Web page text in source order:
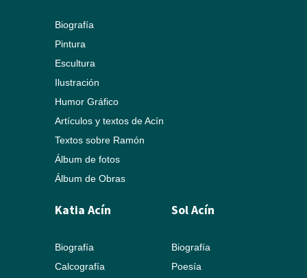
Biografía
Pintura
Escultura
Ilustración
Humor Gráfico
Artículos y textos de Acín
Textos sobre Ramón
Álbum de fotos
Álbum de Obras
Katia Acín
Biografía
Calcografía
Sol Acín
Biografía
Poesía